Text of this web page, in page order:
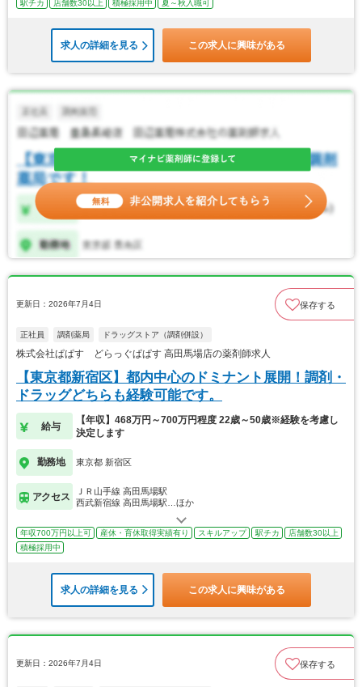
駅チカ
店舗数30以上 積極採用中 夏～秋入職可
求人の詳細を見る この求人に興味がある
更新日：2026年7月4日 保存する
正社員 調剤薬局 ドラッグストア（調剤併設）
株式会社ぱぱす どらっぐぱぱす 高田馬場店の薬剤師求人
【東京都新宿区】都内中心のドミナント展開！調剤・
ドラッグどちらも経験可能です。
給与
【年収】468万円～700万円程度 22歳～50歳※経験を考慮し
決定します
勤務地 東京都 新宿区
アクセス
ＪＲ山手線 高田馬場駅
西武新宿線 高田馬場駅…ほか
年収700万円以上可 産休・育休取得実績有り スキルアップ 駅チカ
店舗数30以上
積極採用中
求人の詳細を見る この求人に興味がある
更新日：2026年7月4日 保存する